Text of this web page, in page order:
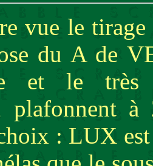
vue le
du A de
et le
plafonnent
: LUX